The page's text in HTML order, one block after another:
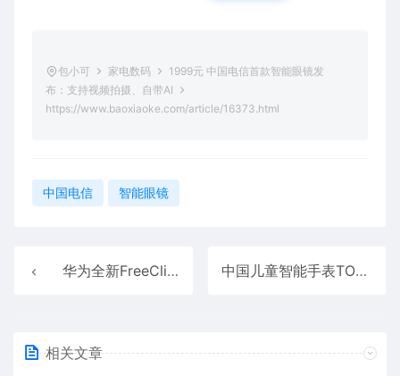
包小可 家电数码
1999元 中国电信首款智能眼镜发
布：支持视频拍摄、自带AI
https://www.baoxiaoke.com/article/16373.html
中国电信 智能眼镜
华为全新FreeClip 2耳夹耳机首曝：最快9月发布 支持星闪 中国儿童智能手表TOP5出炉：华为第二、小米第三
相关文章